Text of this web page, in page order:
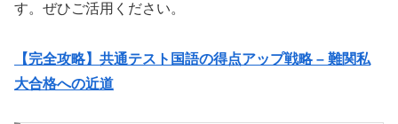
す。ぜひご活用ください。
【完全攻略】共通テスト国語の得点アップ戦略 – 難関私
大合格への近道